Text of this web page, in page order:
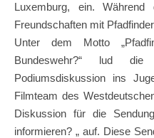
Luxemburg, ein.
Freundschaften mit
Unter dem Motto
Bundeswehr?“ lud
Podiumsdiskussion ins
Filmteam des
Diskussion für die
informieren? „ auf. Diese